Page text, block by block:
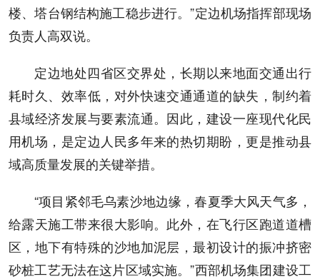
楼、塔台钢结构施工稳步进行。”定边机场指挥部现场
负责人高双说。
定边地处四省区交界处，长期以来地面交通出行
耗时久、效率低，对外快速交通通道的缺失，制约着
县域经济发展与要素流通。因此，建设一座现代化民
用机场，是定边人民多年来的热切期盼，更是推动县
域高质量发展的关键举措。
“项目紧邻毛乌素沙地边缘，春夏季大风天气多，
给露天施工带来很大影响。此外，在飞行区跑道道槽
区，地下有特殊的沙地加泥层，最初设计的振冲挤密
砂桩工艺无法在这片区域实施。”西部机场集团建设工